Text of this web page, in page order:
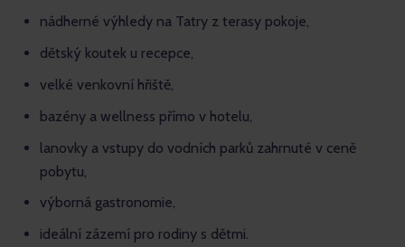
nádherné výhledy na Tatry z terasy pokoje,
dětský koutek u recepce,
velké venkovní hřiště,
bazény a wellness přímo v hotelu,
lanovky a vstupy do vodních parků zahrnuté v ceně
pobytu,
výborná gastronomie,
ideální zázemí pro rodiny s dětmi.